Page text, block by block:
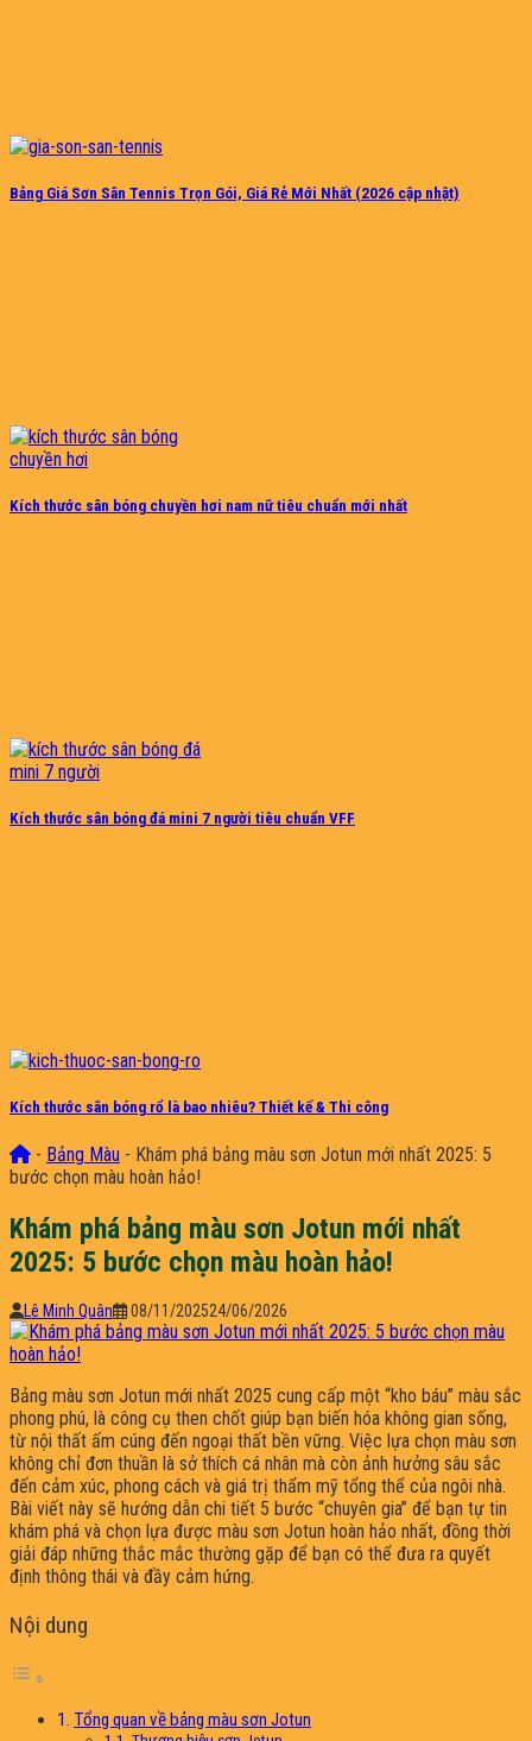
Bảng Giá Sơn Sân Tennis Trọn Gói, Giá Rẻ Mới Nhất (2026 cập nhật)
Kích thước sân bóng chuyền hơi nam nữ tiêu chuẩn mới nhất
Kích thước sân bóng đá mini 7 người tiêu chuẩn VFF
Kích thước sân bóng rổ là bao nhiêu? Thiết kế & Thi công
- Bảng Màu - Khám phá bảng màu sơn Jotun mới nhất 2025: 5
bước chọn màu hoàn hảo!
Khám phá bảng màu sơn Jotun mới nhất
2025: 5 bước chọn màu hoàn hảo!
Lê Minh Quân 08/11/202524/06/2026
Bảng màu sơn Jotun mới nhất 2025 cung cấp một “kho báu” màu sắc
phong phú, là công cụ then chốt giúp bạn biến hóa không gian sống,
từ nội thất ấm cúng đến ngoại thất bền vững. Việc lựa chọn màu sơn
không chỉ đơn thuần là sở thích cá nhân mà còn ảnh hưởng sâu sắc
đến cảm xúc, phong cách và giá trị thẩm mỹ tổng thể của ngôi nhà.
Bài viết này sẽ hướng dẫn chi tiết 5 bước “chuyên gia” để bạn tự tin
khám phá và chọn lựa được màu sơn Jotun hoàn hảo nhất, đồng thời
giải đáp những thắc mắc thường gặp để bạn có thể đưa ra quyết
định thông thái và đầy cảm hứng.
Nội dung
Tổng quan về bảng màu sơn Jotun